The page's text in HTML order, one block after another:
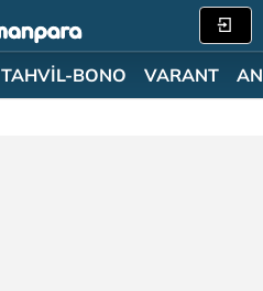
TAHVİL-BONO VARANT